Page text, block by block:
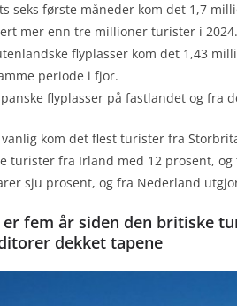
seks første måneder kom det 1,7
mer enn tre millioner turister i 2024.
flyplasser kom det 1,43
periode i fjor.
flyplasser på fastlandet og fra
vanlig kom det flest turister fra
turister fra Irland med 12 prosent, og
sju prosent, og fra Nederland
er fem år siden den britiske
dekket tapene